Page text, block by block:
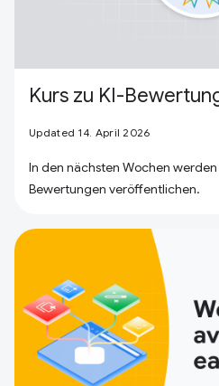
Kurs zu KI-
Updated 14. April 2026
In den nächsten Wochen
Bewertungen veröffentlichen.